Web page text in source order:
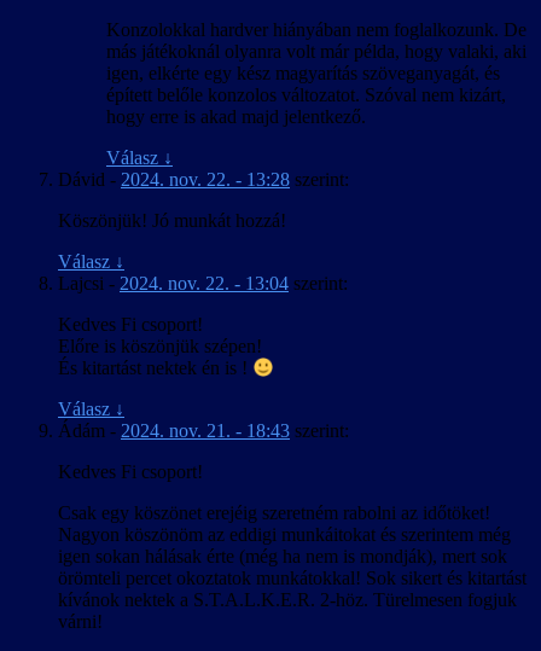
Konzolokkal hardver hiányában nem foglalkozunk. De
más játékoknál olyanra volt már példa, hogy valaki, aki
igen, elkérte egy kész magyarítás szöveganyagát, és
épített belőle konzolos változatot. Szóval nem kizárt,
hogy erre is akad majd jelentkező.
Válasz ↓
Dávid - 2024. nov. 22. - 13:28 szerint:
Köszönjük! Jó munkát hozzá!
Válasz ↓
Lajcsi - 2024. nov. 22. - 13:04 szerint:
Kedves Fi csoport!
Előre is köszönjük szépen!
És kitartást nektek én is !
Válasz ↓
Ádám - 2024. nov. 21. - 18:43 szerint:
Kedves Fi csoport!
Csak egy köszönet erejéig szeretném rabolni az időtöket!
Nagyon köszönöm az eddigi munkáitokat és szerintem még
igen sokan hálásak érte (még ha nem is mondják), mert sok
örömteli percet okoztatok munkátokkal! Sok sikert és kitartást
kívánok nektek a S.T.A.L.K.E.R. 2-höz. Türelmesen fogjuk
várni!